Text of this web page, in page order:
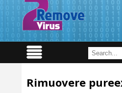
Rimuovere